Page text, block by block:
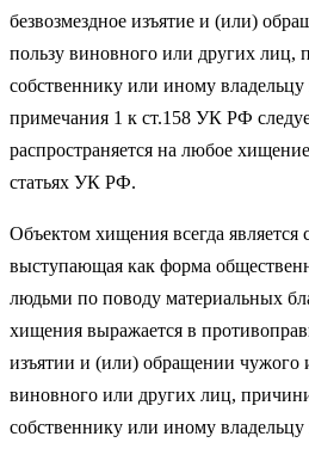
безвозмездное изъятие и (или)
пользу виновного или других лиц,
собственнику или иному
примечания 1 к ст.158 УК РФ
распространяется на любое
статьях УК РФ.
Объектом хищения всегда является
выступающая как форма
людьми по поводу материальных
хищения выражается в
изъятии и (или) обращении чужого
виновного или других лиц,
собственнику или иному владельцу